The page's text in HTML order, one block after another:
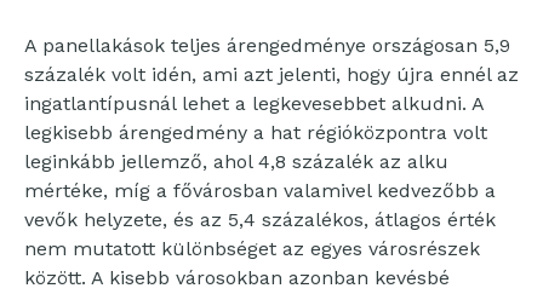
A panellakások teljes árengedménye országosan 5,9
százalék volt idén, ami azt jelenti, hogy újra ennél az
ingatlantípusnál lehet a legkevesebbet alkudni. A
legkisebb árengedmény a hat régióközpontra volt
leginkább jellemző, ahol 4,8 százalék az alku
mértéke, míg a fővárosban valamivel kedvezőbb a
vevők helyzete, és az 5,4 százalékos, átlagos érték
nem mutatott különbséget az egyes városrészek
között. A kisebb városokban azonban kevésbé